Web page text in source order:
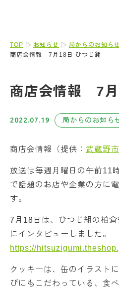
TOP お知らせ
局からのお知らせ
商店会情報 7月18日 ひつじ組
商店会情報 7月
2022.07.19 局からのお知ら
商店会情報（提供： 武蔵野
放送は毎週月曜日の午前11
で話題のお店や企業の方に
す。
7月18日は、ひつじ組の柏
にインタビューしました。
https://
クッキーは、缶のイラスト
びにもこだわっている、食